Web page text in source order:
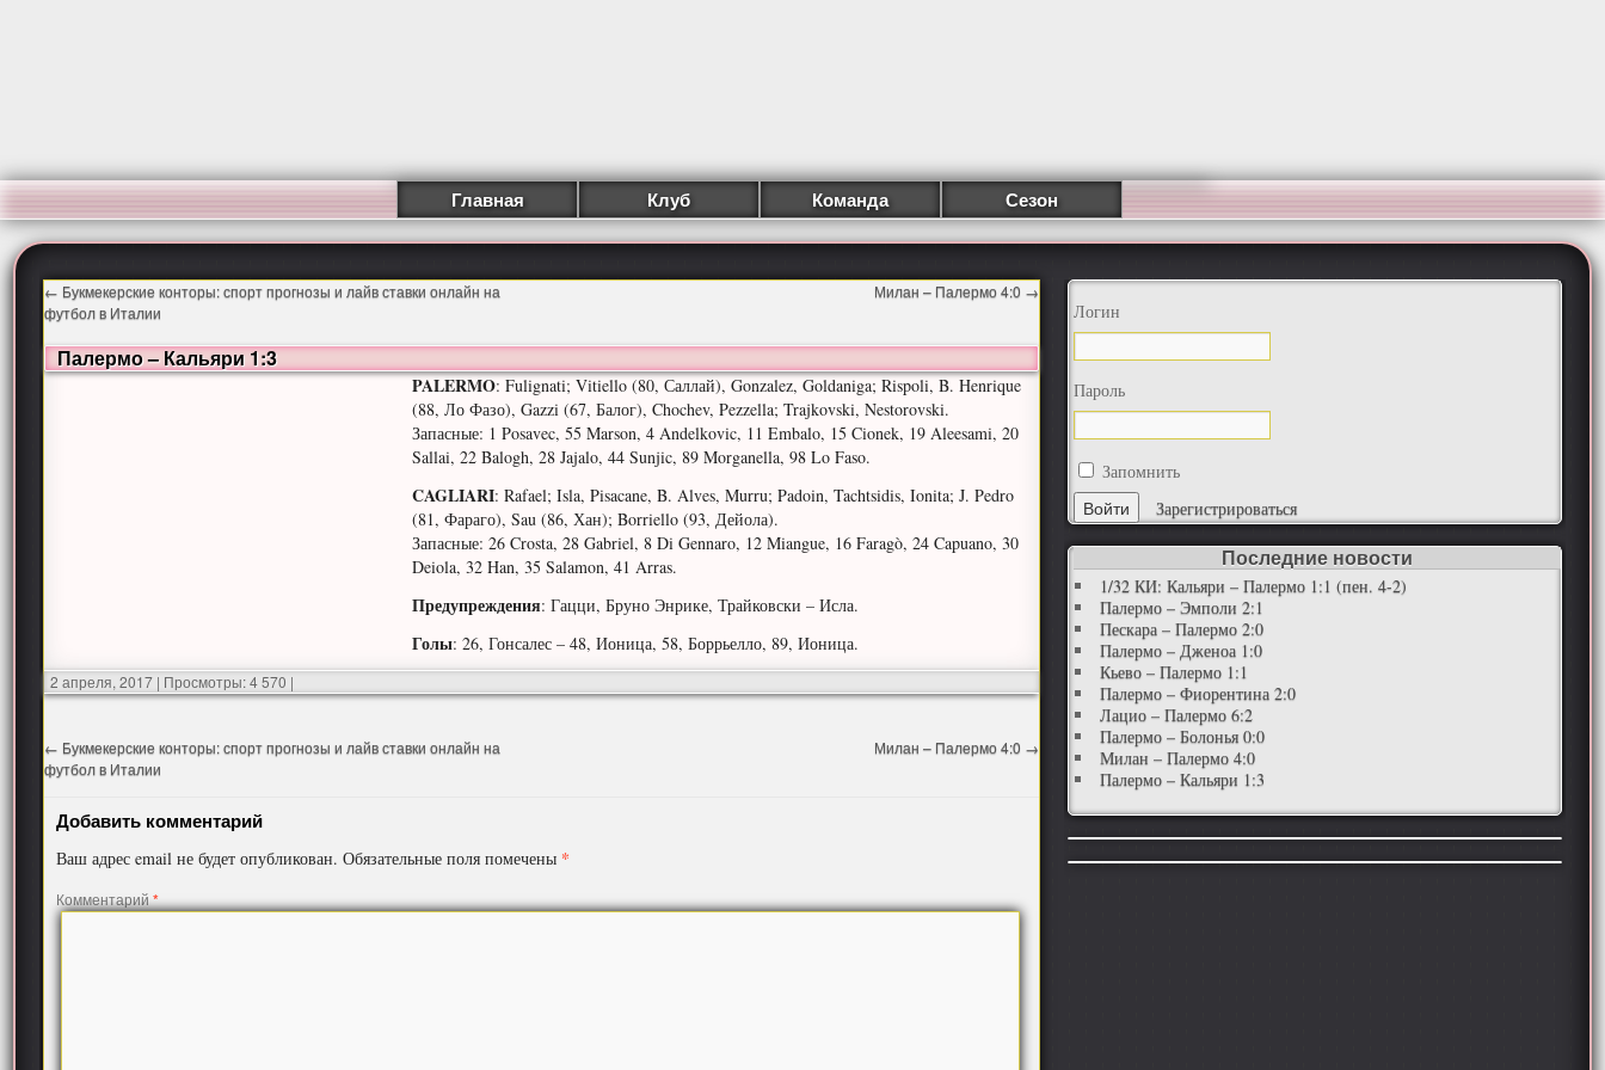
Главная Клуб Команда Сезон
← Букмекерские конторы: спорт прогнозы и лайв ставки онлайн на
футбол в Италии
Милан – Палермо 4:0 →
Палермо – Кальяри 1:3
PALERMO: Fulignati; Vitiello (80, Саллай), Gonzalez, Goldaniga; Rispoli, B. Henrique
(88, Ло Фазо), Gazzi (67, Балог), Chochev, Pezzella; Trajkovski, Nestorovski.
Запасные: 1 Posavec, 55 Marson, 4 Andelkovic, 11 Embalo, 15 Cionek, 19 Aleesami, 20
Sallai, 22 Balogh, 28 Jajalo, 44 Sunjic, 89 Morganella, 98 Lo Faso.
CAGLIARI: Rafael; Isla, Pisacane, B. Alves, Murru; Padoin, Tachtsidis, Ionita; J. Pedro
(81, Фараго), Sau (86, Хан); Borriello (93, Дейола).
Запасные: 26 Crosta, 28 Gabriel, 8 Di Gennaro, 12 Miangue, 16 Faragò, 24 Capuano, 30
Deiola, 32 Han, 35 Salamon, 41 Arras.
Предупреждения: Гацци, Бруно Энрике, Трайковски – Исла.
Голы: 26, Гонсалес – 48, Ионица, 58, Боррьелло, 89, Ионица.
2 апреля, 2017 | Просмотры: 4 570 |
← Букмекерские конторы: спорт прогнозы и лайв ставки онлайн на
футбол в Италии
Милан – Палермо 4:0 →
Добавить комментарий
Ваш адрес email не будет опубликован. Обязательные поля помечены *
Комментарий*
Логин
Пароль
Запомнить
Зарегистрироваться
Последние новости
1/32 КИ: Кальяри – Палермо 1:1 (пен. 4-2)
Палермо – Эмполи 2:1
Пескара – Палермо 2:0
Палермо – Дженоа 1:0
Кьево – Палермо 1:1
Палермо – Фиорентина 2:0
Лацио – Палермо 6:2
Палермо – Болонья 0:0
Милан – Палермо 4:0
Палермо – Кальяри 1:3